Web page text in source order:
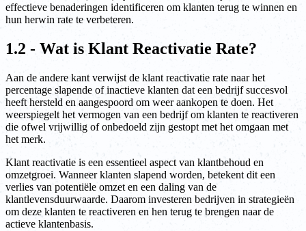
effectieve benaderingen identificeren om klanten terug te winnen en
hun herwin rate te verbeteren.
1.2 - Wat is Klant Reactivatie Rate?
Aan de andere kant verwijst de klant reactivatie rate naar het
percentage slapende of inactieve klanten dat een bedrijf succesvol
heeft hersteld en aangespoord om weer aankopen te doen. Het
weerspiegelt het vermogen van een bedrijf om klanten te reactiveren
die ofwel vrijwillig of onbedoeld zijn gestopt met het omgaan met
het merk.
Klant reactivatie is een essentieel aspect van klantbehoud en
omzetgroei. Wanneer klanten slapend worden, betekent dit een
verlies van potentiële omzet en een daling van de
klantlevensduurwaarde. Daarom investeren bedrijven in strategieën
om deze klanten te reactiveren en hen terug te brengen naar de
actieve klantenbasis.